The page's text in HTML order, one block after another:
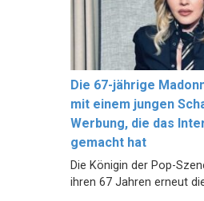
Die 67-jährige
mit einem jungen
Werbung, die das
gemacht hat
Die Königin der Pop-
ihren 67 Jahren erneut